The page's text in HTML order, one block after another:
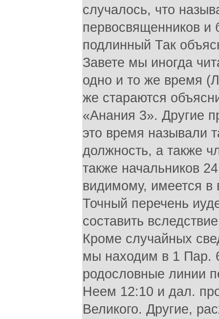
случалось, что
первосвященников и
подлинный Так
Завете мы иногда
одно и то же время
же стараются
«Анания 3». Другие
это время называли
должность, а также
также начальников
видимому, имеется
Точный перечень
составить
Кроме случайных
мы находим в 1 Пар.
родословные линии
Неем 12:10 и дал.
Великого. Другие,